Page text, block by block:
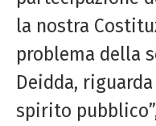
la nostra
problema della
Deidda,
spirito